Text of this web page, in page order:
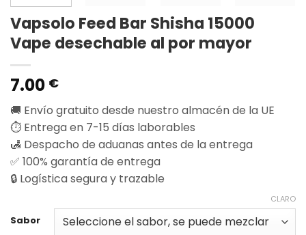
Vapsolo Feed Bar Shisha 15000
Vape desechable al por mayor
7.00 €
🚚 Envío gratuito desde nuestro almacén de la UE
⏱️ Entrega en 7-15 días laborables
🛃 Despacho de aduanas antes de la entrega
✅ 100% garantía de entrega
🔒 Logística segura y trazable
Sabor
CLARO